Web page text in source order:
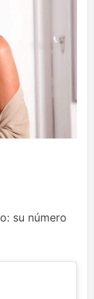
su número